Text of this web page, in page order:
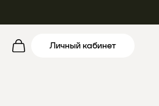
Личный кабинет